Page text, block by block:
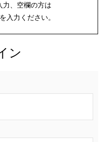
力、空欄の方は
入力ください。
ン